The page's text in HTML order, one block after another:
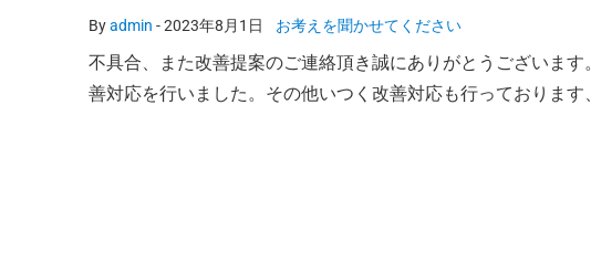
Byadmin -2023年8月1日 お考えを聞かせてください
不具合、また改善提案のご連絡頂き誠にありがとうございま
善対応を行いました。その他いつく改善対応も行っておりま